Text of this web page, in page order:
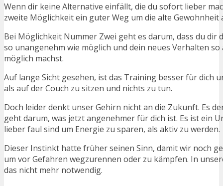
Wenn dir keine Alternative einfällt, die du sofort lieber
zweite Möglichkeit ein guter Weg um die alte Gewohnheit
Bei Möglichkeit Nummer Zwei geht es darum, dass du dir
so unangenehm wie möglich und dein neues Verhalten so
möglich machst.
Auf lange Sicht gesehen, ist das Training besser für dich
als auf der Couch zu sitzen und nichts zu tun.
Doch leider denkt unser Gehirn nicht an die Zukunft. Es
geht darum, was jetzt angenehmer für dich ist. Es ist ein
lieber faul sind um Energie zu sparen, als aktiv zu werden.
Dieser Instinkt hatte früher seinen Sinn, damit wir noch
um vor Gefahren wegzurennen oder zu kämpfen. In
das nicht mehr notwendig.